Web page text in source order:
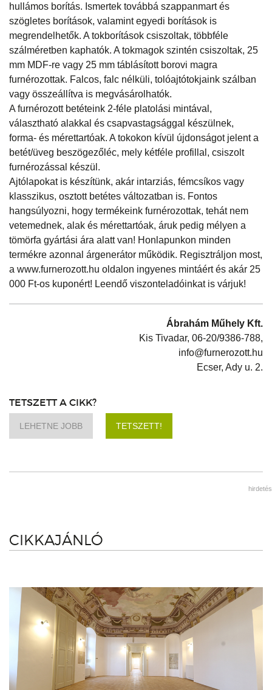
hullámos borítás. Ismertek továbbá szappanmart és
szögletes borítások, valamint egyedi borítások is
megrendelhetők. A tokborítások csiszoltak, többféle
szálméretben kaphatók. A tokmagok szintén csiszoltak, 25
mm MDF-re vagy 25 mm táblásított borovi magra
furnérozottak. Falcos, falc nélküli, tolóajtótokjaink szálban
vagy összeállítva is megvásárolhatók.
A furnérozott betéteink 2-féle platolási mintával,
választható alakkal és csapvastagsággal készülnek,
forma- és mérettartóak. A tokokon kívül újdonságot jelent a
betét/üveg beszögezőléc, mely kétféle profillal, csiszolt
furnérozással készül.
Ajtólapokat is készítünk, akár intarziás, fémcsíkos vagy
klasszikus, osztott betétes változatban is. Fontos
hangsúlyozni, hogy termékeink furnérozottak, tehát nem
vetemednek, alak és mérettartóak, áruk pedig mélyen a
tömörfa gyártási ára alatt van! Honlapunkon minden
termékre azonnal árgenerátor működik. Regisztráljon most,
a www.furnerozott.hu oldalon ingyenes mintáért és akár 25
000 Ft-os kuponért! Leendő viszonteladóinkat is várjuk!
Ábrahám Műhely Kft.
Kis Tivadar, 06-20/9386-788,
info@furnerozott.hu
Ecser, Ady u. 2.
TETSZETT A CIKK?
LEHETNE JOBB TETSZETT!
hirdetés
CIKKAJÁNLÓ